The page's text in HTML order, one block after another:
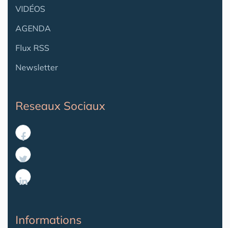
VIDÉOS
AGENDA
Flux RSS
Newsletter
Reseaux Sociaux
Informations